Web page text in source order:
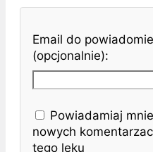
Email do
(opcjonalnie):
Powiadamiaj
nowych
tego leku